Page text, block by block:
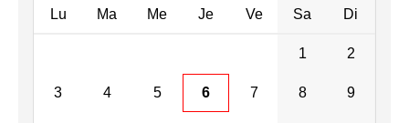
Lu Ma Me Je Ve Sa Di
1 2
3 4 5 6 7 8 9